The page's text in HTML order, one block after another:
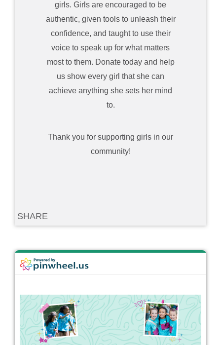
girls. Girls are encouraged to be
authentic, given tools to unleash their
confidence, and taught to use their
voice to speak up for what matters
most to them. Donate today and help
us show every girl that she can
achieve anything she sets her mind
to.
Thank you for supporting girls in our
community!
SHARE